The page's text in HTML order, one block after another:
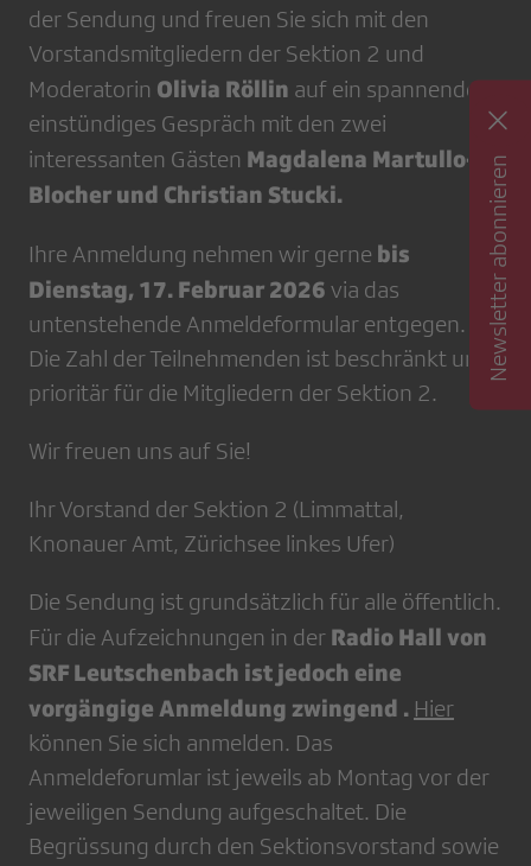
der Sendung und freuen Sie sich mit den
Vorstandsmitgliedern der Sektion 2 und
Moderatorin Olivia Röllin auf ein spannendes,
einstündiges Gespräch mit den zwei
interessanten Gästen Magdalena Martullo-
Blocher und Christian Stucki.
Ihre Anmeldung nehmen wir gerne bis
Dienstag, 17. Februar 2026 via das
untenstehende Anmeldeformular entgegen.
Die Zahl der Teilnehmenden ist beschränkt und
prioritär für die Mitgliedern der Sektion 2.
Wir freuen uns auf Sie!
Ihr Vorstand der Sektion 2 (Limmattal,
Knonauer Amt, Zürichsee linkes Ufer)
Die Sendung ist grundsätzlich für alle öffentlich.
Für die Aufzeichnungen in der Radio Hall von
SRF Leutschenbach ist jedoch eine
vorgängige Anmeldung zwingend . Hier
können Sie sich anmelden. Das
Anmeldeforumlar ist jeweils ab Montag vor der
jeweiligen Sendung aufgeschaltet. Die
Begrüssung durch den Sektionsvorstand sowie
Newsletter abonnieren